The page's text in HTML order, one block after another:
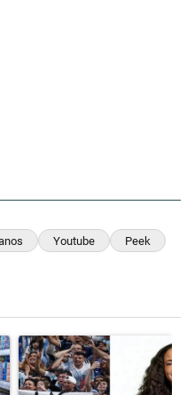
Youtube Peek
título "La inflación en CABA
Un artículo de tendencia con